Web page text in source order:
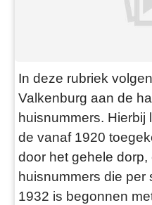
In deze rubriek
Valkenburg aan de
huisnummers.
de vanaf 1920
door het gehele
huisnummers die per
1932 is begonnen